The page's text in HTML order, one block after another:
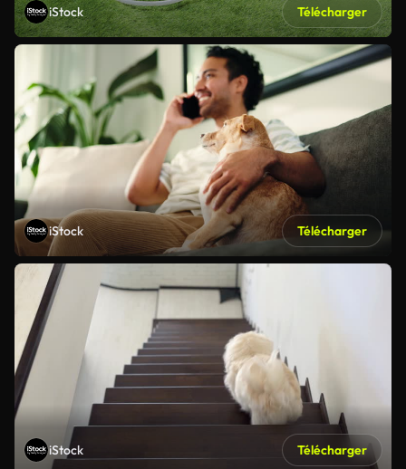
iStock Télécharger
iStock Télécharger
iStock Télécharger